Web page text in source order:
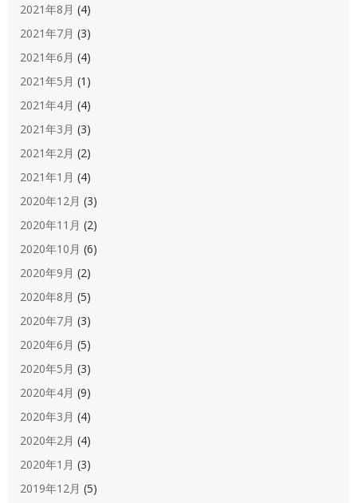
2021年8月 (4)
2021年7月 (3)
2021年6月 (4)
2021年5月 (1)
2021年4月 (4)
2021年3月 (3)
2021年2月 (2)
2021年1月 (4)
2020年12月 (3)
2020年11月 (2)
2020年10月 (6)
2020年9月 (2)
2020年8月 (5)
2020年7月 (3)
2020年6月 (5)
2020年5月 (3)
2020年4月 (9)
2020年3月 (4)
2020年2月 (4)
2020年1月 (3)
2019年12月 (5)